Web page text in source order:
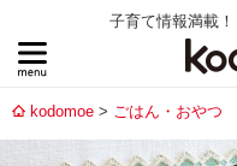
子育て情報満載
kodomoe ごはん・おやつ